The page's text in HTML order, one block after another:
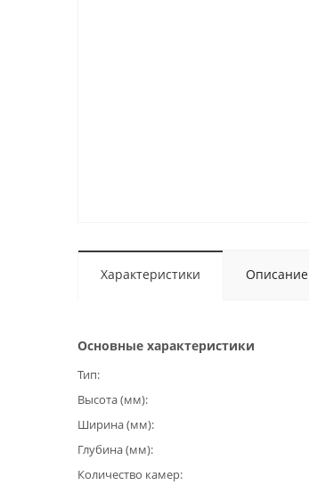
Характеристики Описание
Основные характеристики
Тип
Высота (мм)
Ширина (мм)
Глубина (мм)
Количество камер